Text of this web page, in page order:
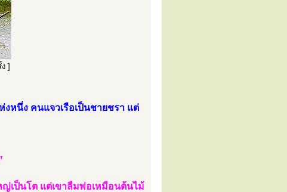
]
งหนึ่ง คนแจวเรือเป็นชายชรา แต่
ญ่เป็นโต แต่เขาลืมพ่อเหมือนต้นไม้